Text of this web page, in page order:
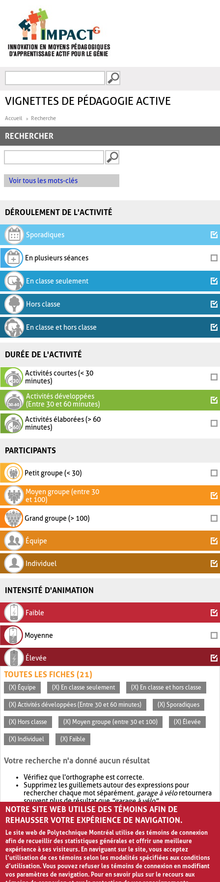
FORMULAIRE DE
VIGNETTES DE PÉDAGOGIE ACTIVE
Accueil Recherche
RECHERCHER
Voir tous les mots-clés
DÉROULEMENT DE L'ACTIVITÉ
Sporadiques
En plusieurs séances
En classe seulement
Hors classe
En classe et hors classe
DURÉE DE L'ACTIVITÉ
Activités courtes (< 30
minutes)
Activités développées
(Entre 30 et 60 minutes)
Activités élaborées (> 60
minutes)
PARTICIPANTS
Petit groupe (< 30)
Moyen groupe (entre 30
et 100)
Grand groupe (> 100)
Équipe
Individuel
INTENSITÉ D'ANIMATION
Faible
Moyenne
Élevée
TOUTES LES FICHES (21)
(X) Équipe (X) En classe seulement (X) En classe et hors classe
(X) Activités développées (Entre 30 et 60 minutes) (X) Sporadiques
(X) Hors classe (X) Moyen groupe (entre 30 et 100) (X) Élevée
(X) Individuel (X) Faible
Votre recherche n'a donné aucun résultat
Vérifiez que l'orthographe est correcte.
Supprimez les guillemets autour des expressions pour
rechercher chaque mot séparément. garage à véloretournera
souvent plus de résultat que"garage à vélo".
Envisagez d'élargir votre recherche avec OR.garage OR vélo
retournera souvent plus de résultat quegarage à vélo
NOTRE SITE WEB UTILISE DES TÉMOINS AFIN DE
REHAUSSER VOTRE EXPÉRIENCE DE NAVIGATION.
Le site web de Polytechnique Montréal utilise des témoins de connexion
afin de recueillir des statistiques générales et offrir une meilleure
expérience à ses visiteurs. En naviguant sur le site, vous acceptez
l’utilisation de ces témoins selon les modalités spécifiées aux conditions
d’utilisation. Vous pouvez refuser les témoins de connexion en modifiant
vos paramètres de navigation. Pour en savoir plus sur le recours aux